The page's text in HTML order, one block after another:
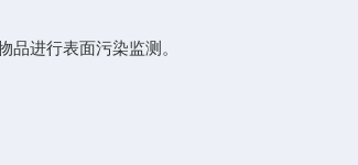
进行表面污染监测。